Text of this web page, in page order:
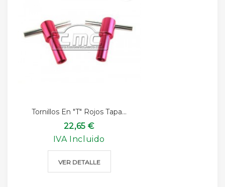
Tornillos En "T" Rojos Tapa...
22,65 €
IVA Incluido
VER DETALLE